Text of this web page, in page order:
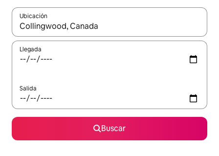
Ubicación
Cuando los resultados estén disponibles, podrás navegar
Llegada
Salida
Buscar